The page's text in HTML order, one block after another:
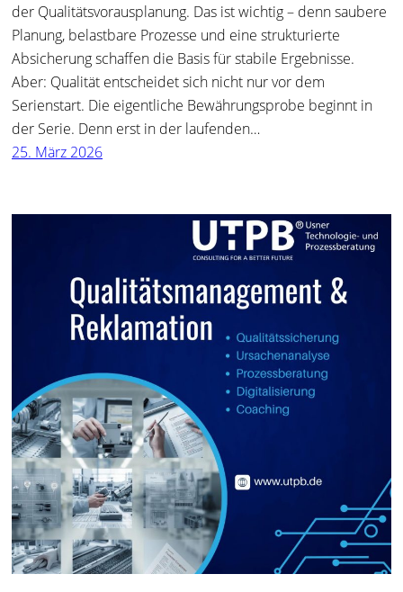
der Qualitätsvorausplanung. Das ist wichtig – denn saubere
Planung, belastbare Prozesse und eine strukturierte
Absicherung schaffen die Basis für stabile Ergebnisse.
Aber: Qualität entscheidet sich nicht nur vor dem
Serienstart. Die eigentliche Bewährungsprobe beginnt in
der Serie. Denn erst in der laufenden…
25. März 2026